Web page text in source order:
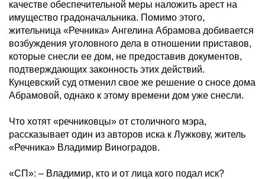
качестве обеспечительной меры наложить арест на
имущество градоначальника. Помимо этого,
жительница «Речника» Ангелина Абрамова добивается
возбуждения уголовного дела в отношении приставов,
которые снесли ее дом, не предоставив документов,
подтверждающих законность этих действий.
Кунцевский суд отменил свое же решение о сносе дома
Абрамовой, однако к этому времени дом уже снесли.
Что хотят «речниковцы» от столичного мэра,
рассказывает один из авторов иска к Лужкову, житель
«Речника» Владимир Виноградов.
«СП»: – Владимир, кто и от лица кого подал иск?